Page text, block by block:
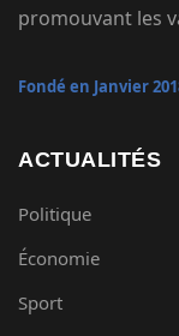
promouvant les
Fondé en Janvier
ACTUALITÉS
Politique
Économie
Sport